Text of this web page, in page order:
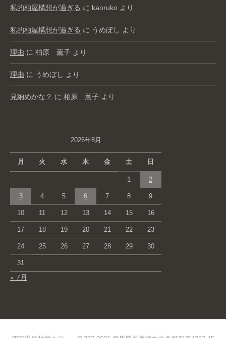
私的柏屋構想が過ぎる に kaoruko より
私的柏屋構想が過ぎる に うめぼし より
理由 に 柏原 薫子 より
理由 に うめぼし より
見納めかな？ に 柏原 薫子 より
2026年8月
月 火 水 木 金 土 日
1 2
3 4 5 6 7 8 9
10 11 12 13 14 15 16
17 18 19 20 21 22 23
24 25 26 27 28 29 30
31
« 7月